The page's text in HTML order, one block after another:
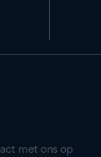
met ons op